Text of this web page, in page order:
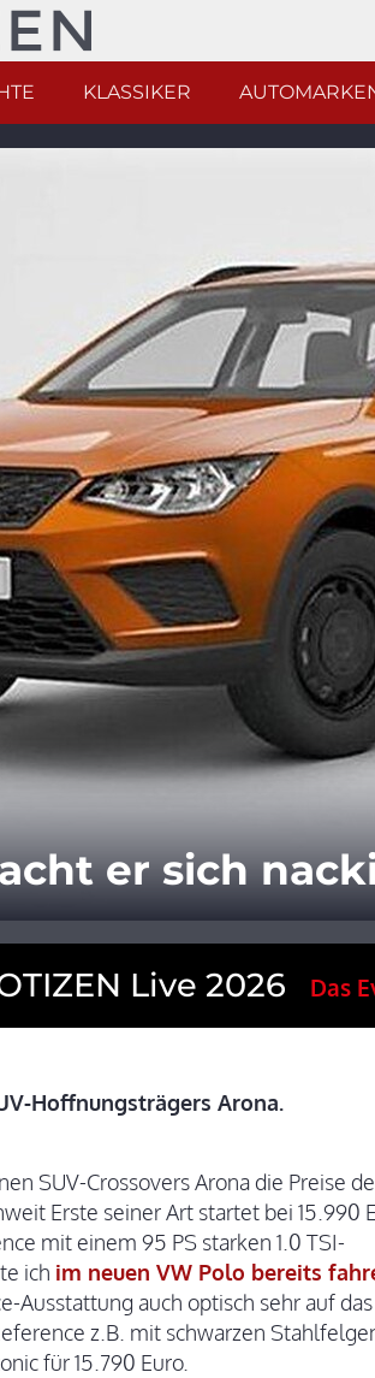
KLASSIKER
er sich
Live 2026 Das
Hoffnungsträgers Arona.
SUV-Crossovers Arona die Preise
Erste seiner Art startet bei 15.990
mit einem 95 PS starken 1.0 TSI-
ich im neuen VW Polo bereits
Ausstattung auch optisch sehr auf das
z.B. mit schwarzen
für 15.790 Euro.